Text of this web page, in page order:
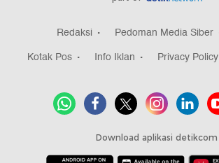
Redaksi Pedoman Media Siber
Kotak Pos
Info Iklan Privacy Policy
Download aplikasi detikcom